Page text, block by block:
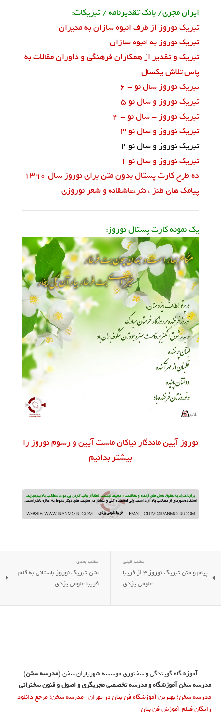
ایران مجری/ بانک تقدیرنامه / تبریکات:
تبریک نوروز از طرف انبوه سازان به مدیران
تبریک نوروز به انبوه سازان
تبریک و تقدیر از همکاران فرهنگی و داوران مقالات به
پاس تلاش یکسال
تبریک نوروز سال نو - 6
تبریک نوروز و سال نو 5
تبریک نوروز - سال نو - 4
تبریک نوروز و سال نو 3
تبریک نوروز و سال نو 2
تبریک نوروز و سال نو 1
ده طرح کارت پستال بدون متن برای نوروز سال 1390
پیامک های طنز ، نثر،عاشقانه و شعر نوروزی
یک نمونه کارت پستال نوروز:
نوروز آیین ماندگار نیاکان ماست آیین و رسوم نوروز را
بیشتر بدانیم
مطلب قبلی
پیام و متن تبریک نوروز 3 از فریبا
علومی یزدی
مطلب بعدی
متن تبریک نوروز باستانی به قلم
فریبا علومی یزدی
آموزشگاه گویندگی و سخنوری موسسه شهریاران سخن (مدرسه سخن)
مدرسه سخن آموزشگاه و مدرسه تخصصی مجریگری و اصول و فنون سخنرانی
مدرسه سخن؛ بهترین آموزشگاه فن بیان در تهران|مدرسه سخن؛ مرجع دانلود
رایگان فیلم آموزش فن بیان